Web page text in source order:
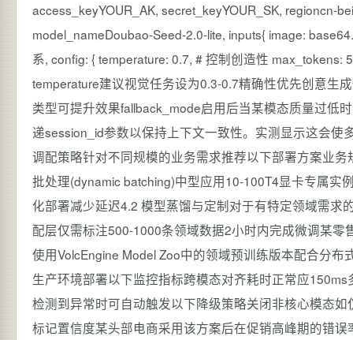
access_keyYOUR_AK, secret_keyYOUR_SK, regioncn-
model_nameDoubao-Seed-2.0-lite, inputs{ image:
系, config: { temperature: 0.7, # 控制创造性
temperature建议视觉任务设为0.3-0.7精确性优先创意生
类型可提升效果fallback_mode启用后当某模态质量过低
递session_id参数以保持上下文一致性。实测显示这会
调配策略针对不同规模的业务需求推荐以下部署方案业
批处理(dynamic batching)中型应用10-100T4显卡专属实
化部署减少延迟4.2 模型蒸馏与定制对于有特定领域需
配层仅需标注500-1000条领域数据2小时内完成微调某
使用VolcEngine Model Zoo中的领域预训练版本配合分
生产环境部署以下监控指标跨模态对齐耗时正常应
检测到异常时可自动触发以下降级策略关闭非核心模态
标记置信度某头部电商采用该方案后在促销高峰期的错